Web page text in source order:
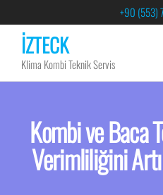
+90 (553)
İZTECK
Klima Kombi Teknik Servis
Kombi ve Baca
Verimliliğini